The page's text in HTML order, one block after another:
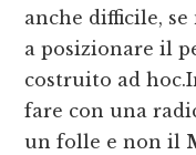
anche difficile,
a posizionare il
costruito ad
fare con una
un folle e non il